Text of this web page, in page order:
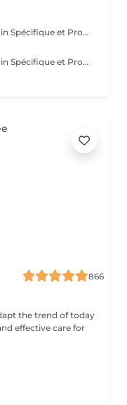
Diagnostique, Shampooing Traitant, Soin Spécifique et Produits Coiffants inclus
Diagnostique, Shampooing Traitant, Soin Spécifique et Produits Coiffants inclus
866
the trend of today
effective care for